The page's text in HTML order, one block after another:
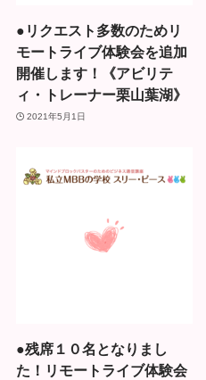
●リクエスト多数のためリ
モートライブ体験会を追加
開催します！《アビリテ
ィ・トレーナー栗山葉湖》
2021年5月1日
●残席１０名となりまし
た！リモートライブ体験会